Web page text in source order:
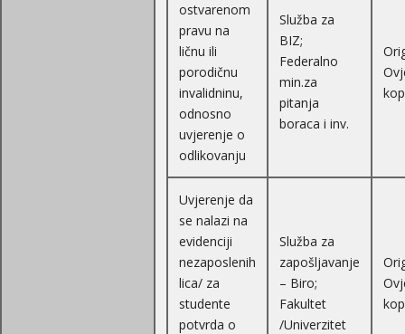
ostvarenom
pravu na
ličnu ili
porodičnu
invalidninu,
odnosno
uvjerenje o
odlikovanju
Služba za
BIZ;
Federalno
min.za
pitanja
boraca i inv.
Uvjerenje da
se nalazi na
evidenciji
nezaposlenih
lica/ za
studente
potvrda o
Služba za
zapošljavanje
– Biro;
Fakultet
/Univerzitet